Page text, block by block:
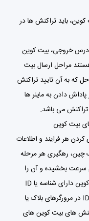
باید تراکنش ها در
ادرس خروجی، بیت کوین
مراحل ارسال بیت
که به آن تایید تراکنش
دادن به ماینر ها
تراکنش می باشد.
بیت کوین
هر فرایند و اطلاعات
چین، رهگیری هر مرحله
سرعت بخشیده و آن را
آسان نموده است. سرعت تراکنش های بیت کوین دارای شناسه یا ID
هستند. کاربران با وارد کردن ID Transaction در مرورگرهای بلاک یا
های بیت کوین های